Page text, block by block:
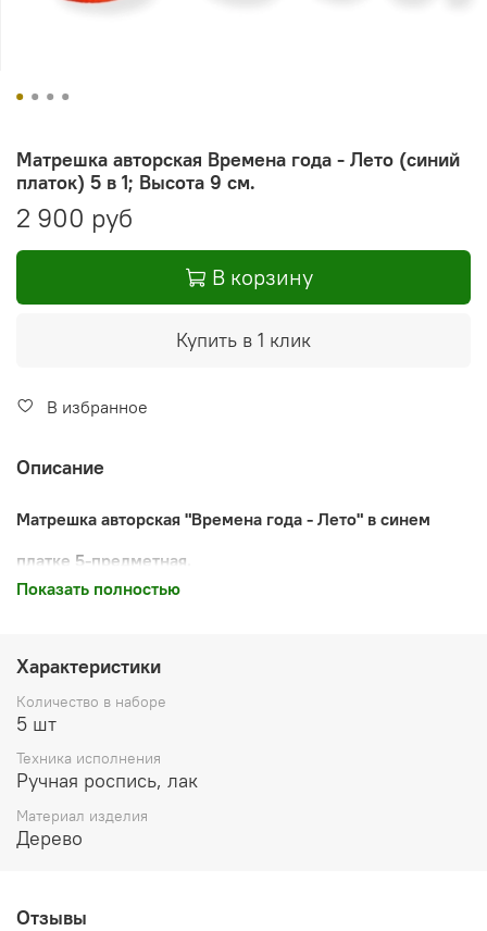
Матрешка авторская Времена года - Лето (синий
платок) 5 в 1; Высота 9 см.
2 900 руб
В корзину
Купить в 1 клик
В избранное
Описание
Матрешка авторская "Времена года - Лето" в синем
платке 5-предметная.
доброжелательный взгляд.
Это коллекционная, подарочная матрешка. Уникальный
подарок.
✅Ручная роспись
✅Высота: 9 сантиметров.
✅Количество куколок в наборе: 5 шт
Показать полностью
Характеристики
Количество в наборе
5 шт
Техника исполнения
Ручная роспись, лак
Материал изделия
Дерево
Отзывы